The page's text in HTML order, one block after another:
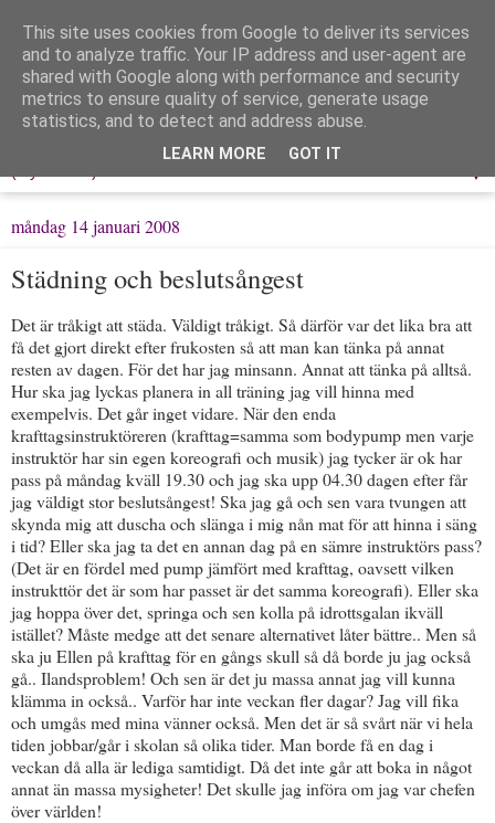
Löpning & Livet
Mitt liv, mina tankar & min träning
▼
måndag 14 januari 2008
Städning och beslutsångest
Det är tråkigt att städa. Väldigt tråkigt. Så därför var det lika bra att
få det gjort direkt efter frukosten så att man kan tänka på annat
resten av dagen. För det har jag minsann. Annat att tänka på alltså.
Hur ska jag lyckas planera in all träning jag vill hinna med
exempelvis. Det går inget vidare. När den enda
krafttagsinstruktöreren (krafttag=samma som bodypump men varje
instruktör har sin egen koreografi och musik) jag tycker är ok har
pass på måndag kväll 19.30 och jag ska upp 04.30 dagen efter får
jag väldigt stor beslutsångest! Ska jag gå och sen vara tvungen att
skynda mig att duscha och slänga i mig nån mat för att hinna i säng
i tid? Eller ska jag ta det en annan dag på en sämre instruktörs pass?
(Det är en fördel med pump jämfört med krafttag, oavsett vilken
instrukttör det är som har passet är det samma koreografi). Eller ska
jag hoppa över det, springa och sen kolla på idrottsgalan ikväll
istället? Måste medge att det senare alternativet låter bättre.. Men så
ska ju Ellen på krafttag för en gångs skull så då borde ju jag också
gå.. Ilandsproblem! Och sen är det ju massa annat jag vill kunna
klämma in också.. Varför har inte veckan fler dagar? Jag vill fika
och umgås med mina vänner också. Men det är så svårt när vi hela
tiden jobbar/går i skolan så olika tider. Man borde få en dag i
veckan då alla är lediga samtidigt. Då det inte går att boka in något
annat än massa mysigheter! Det skulle jag införa om jag var chefen
över världen!
This site uses cookies from Google to deliver its services
and to analyze traffic. Your IP address and user-agent are
shared with Google along with performance and security
metrics to ensure quality of service, generate usage
statistics, and to detect and address abuse.
LEARN MORE GOT IT